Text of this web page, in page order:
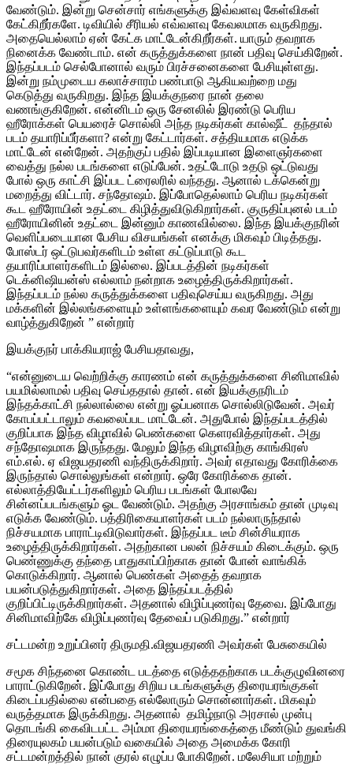
வேண்டும். இன்று சென்சார் எங்களுக்கு இவ்வளவு கேள்விகள்
கேட்கிறீர்களே. டிவியில் சீரியல் எவ்வளவு கேவலமாக வருகிறது.
அதையெல்லாம் ஏன் கேட்க மாட்டேன்கிறீர்கள். யாரும் தவறாக
நினைக்க வேண்டாம். என் கருத்துக்களை நான் பதிவு செய்கிறேன்.
இந்தப்படம் செல்போனால் வரும் பிரச்சனைகளை பேசியுள்ளது.
இன்று நம்முடைய கலாச்சாரம் பண்பாடு ஆகியவற்றை மது
கெடுத்து வருகிறது. இந்த இயக்குநரை நான் தலை
வணங்குகிறேன். என்னிடம் ஒரு சேனலில் இரண்டு பெரிய
ஹீரோக்கள் பெயரைச் சொல்லி அந்த நடிகர்கள் கால்ஷீட் தந்தால்
படம் தயாரிப்பீர்களா? என்று கேட்டார்கள். சத்தியமாக எடுக்க
மாட்டேன் என்றேன். அதற்குப் பதில் இப்படியான இளைஞர்களை
வைத்து நல்ல படங்களை எடுப்பேன். உதட்டோடு உதடு ஒட்டுவது
போல் ஒரு காட்சி இப்பட ட்ரைலரில் வந்தது. ஆனால் டக்கென்று
மறைத்து விட்டார். சந்தோஷம். இப்போதெல்லாம் பெரிய நடிகர்கள்
கூட ஹீரோயின் உதட்டை கிழித்துவிடுகிறார்கள். குருதிப்புனல் படம்
ஹீரோயினின் உதட்டை இன்னும் காணவில்லை. இந்த இயக்குநரின்
வெளிப்படையான பேசிய விசயங்கள் எனக்கு மிகவும் பிடித்தது.
போஸ்டர் ஒட்டுபவர்களிடம் உள்ள கட்டுப்பாடு கூட
தயாரிப்பாளர்களிடம் இல்லை. இப்படத்தின் நடிகர்கள்
டெக்னிஷியன்ஸ் எல்லாம் நன்றாக உழைத்திருக்கிறார்கள்.
இந்தப்படம் நல்ல கருத்துக்களை பதிவுசெய்ய வருகிறது. அது
மக்களின் இல்லங்களையும் உள்ளங்களையும் கவர வேண்டும் என்று
வாழ்த்துகிறேன் ” என்றார்
இயக்குநர் பாக்கியராஜ் பேசியதாவது,
“என்னுடைய வெற்றிக்கு காரணம் என் கருத்துக்களை சினிமாவில்
பயமில்லாமல் பதிவு செய்ததால் தான். என் இயக்குநரிடம்
இந்தக்காட்சி நல்லால்லை என்று ஓப்பனாக சொல்லிடுவேன். அவர்
கோபப்பட்டாலும் கவலைப்பட மாட்டேன். அதுபோல் இந்தப்படத்தில்
குறிப்பாக இந்த விழாவில் பெண்களை கெளரவித்தார்கள். அது
சந்தோஷமாக இருந்தது. மேலும் இந்த விழாவிற்கு காங்கிரஸ்
எம்.எல். ஏ விஜயதரணி வந்திருக்கிறார். அவர் எதாவது கோரிக்கை
இருந்தால் சொல்லுங்கள் என்றார். ஒரே கோரிக்கை தான்.
எல்லாத்தியேட்டர்களிலும் பெரிய படங்கள் போலவே
சின்னப்படங்களும் ஓட வேண்டும். அதற்கு அரசாங்கம் தான் முடிவு
எடுக்க வேண்டும். பத்திரிகையாளர்கள் படம் நல்லாருந்தால்
நிச்சயமாக பாராட்டிவிடுவார்கள். இந்தப்பட டீம் சின்சியராக
உழைத்திருக்கிறார்கள். அதற்கான பலன் நிச்சயம் கிடைக்கும். ஒரு
பெண்ணுக்கு தந்தை பாதுகாப்பிற்காக தான் போன் வாங்கிக்
கொடுக்கிறார். ஆனால் பெண்கள் அதைத் தவறாக
பயன்படுத்துகிறார்கள். அதை இந்தப்படத்தில்
குறிப்பிட்டிருக்கிறார்கள். அதனால் விழிப்புணர்வு தேவை. இப்போது
சினிமாவிற்கே விழிப்புணர்வு தேவைப் படுகிறது.” என்றார்
சட்டமன்ற உறுப்பினர் திருமதி.விஜயதரணி அவர்கள் பேசுகையில்
சமூக சிந்தனை கொண்ட படத்தை எடுத்ததற்காக படக்குழுவினரை
பாராட்டுகிறேன். இப்போது சிறிய படங்களுக்கு திரையரங்குகள்
கிடைப்பதில்லை என்பதை எல்லோரும் சொன்னார்கள். மிகவும்
வருத்தமாக இருக்கிறது. அதனால் தமிழ்நாடு அரசால் முன்பு
தொடங்கி கைவிடபட்ட அம்மா திரையரங்கைத்தை மீண்டும் துவங்கி
திரையுலகம் பயன்படும் வகையில் அதை அமைக்க கோரி
சட்டமன்றத்தில் நான் குரல் எழுப்ப போகிறேன். மலேசியா மற்றும்